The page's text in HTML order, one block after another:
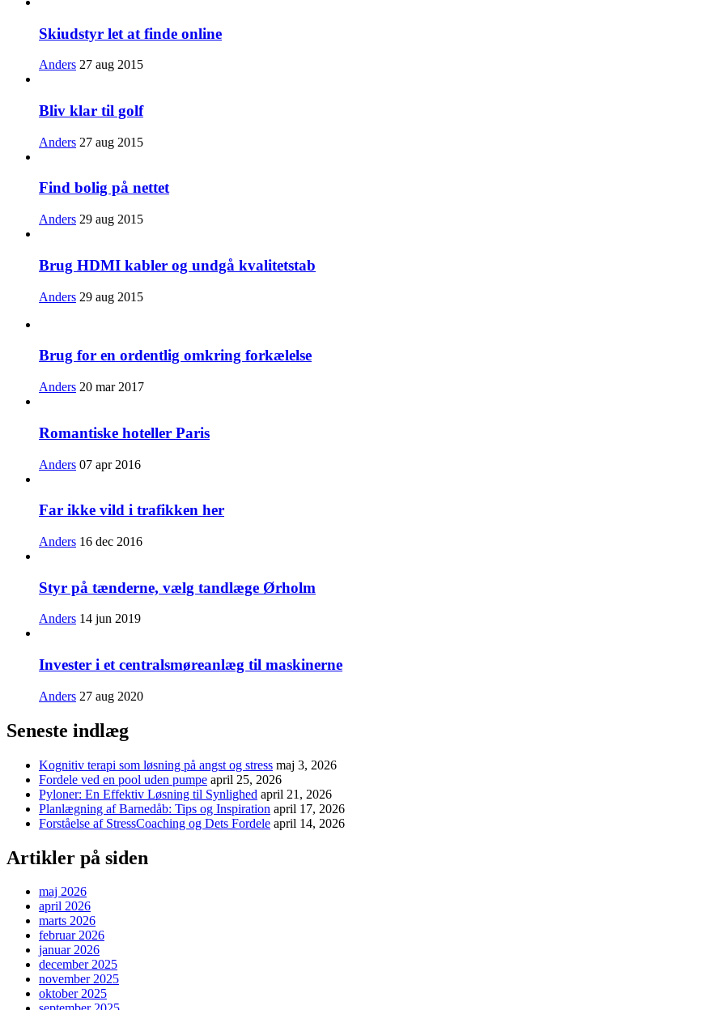
Skiudstyr let at finde online
Anders 27 aug 2015
Bliv klar til golf
Anders 27 aug 2015
Find bolig på nettet
Anders 29 aug 2015
Brug HDMI kabler og undgå kvalitetstab
Anders 29 aug 2015
Brug for en ordentlig omkring forkælelse
Anders 20 mar 2017
Romantiske hoteller Paris
Anders 07 apr 2016
Far ikke vild i trafikken her
Anders 16 dec 2016
Styr på tænderne, vælg tandlæge Ørholm
Anders 14 jun 2019
Invester i et centralsmøreanlæg til maskinerne
Anders 27 aug 2020
Seneste indlæg
Kognitiv terapi som løsning på angst og stress maj 3, 2026
Fordele ved en pool uden pumpe april 25, 2026
Pyloner: En Effektiv Løsning til Synlighed april 21, 2026
Planlægning af Barnedåb: Tips og Inspiration april 17, 2026
Forståelse af StressCoaching og Dets Fordele april 14, 2026
Artikler på siden
maj 2026
april 2026
marts 2026
februar 2026
januar 2026
december 2025
november 2025
oktober 2025